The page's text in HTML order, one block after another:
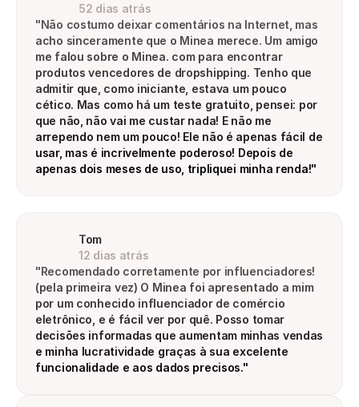
52 dias atrás
"Não costumo deixar comentários na Internet, mas
acho sinceramente que o Minea merece. Um amigo
me falou sobre o Minea. com para encontrar
produtos vencedores de dropshipping. Tenho que
admitir que, como iniciante, estava um pouco
cético. Mas como há um teste gratuito, pensei: por
que não, não vai me custar nada! E não me
arrependo nem um pouco! Ele não é apenas fácil de
usar, mas é incrivelmente poderoso! Depois de
apenas dois meses de uso, tripliquei minha renda!"
Tom
12 dias atrás
"Recomendado corretamente por influenciadores!
(pela primeira vez) O Minea foi apresentado a mim
por um conhecido influenciador de comércio
eletrônico, e é fácil ver por quê. Posso tomar
decisões informadas que aumentam minhas vendas
e minha lucratividade graças à sua excelente
funcionalidade e aos dados precisos."